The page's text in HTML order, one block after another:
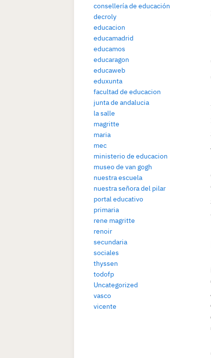
consellería de educación
decroly
educacion
educamadrid
educamos
educaragon
educaweb
eduxunta
facultad de educacion
junta de andalucia
la salle
magritte
maria
mec
ministerio de educacion
museo de van gogh
nuestra escuela
nuestra señora del pilar
portal educativo
primaria
rene magritte
renoir
secundaria
sociales
thyssen
todofp
Uncategorized
vasco
vicente